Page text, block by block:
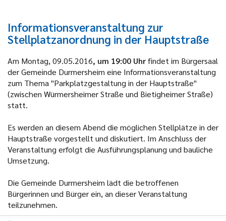
Informationsveranstaltung zur
Stellplatzanordnung in der Hauptstraße
Am Montag, 09.05.2016, um 19:00 Uhrfindet im Bürgersaal
der Gemeinde Durmersheim eine Informationsveranstaltung
zum Thema "Parkplatzgestaltung in der Hauptstraße"
(zwischen Würmersheimer Straße und Bietigheimer Straße)
statt.
Es werden an diesem Abend die möglichen Stellplätze in der
Hauptstraße vorgestellt und diskutiert. Im Anschluss der
Veranstaltung erfolgt die Ausführungsplanung und bauliche
Umsetzung.
Die Gemeinde Durmersheim lädt die betroffenen
Bürgerinnen und Bürger ein, an dieser Veranstaltung
teilzunehmen.